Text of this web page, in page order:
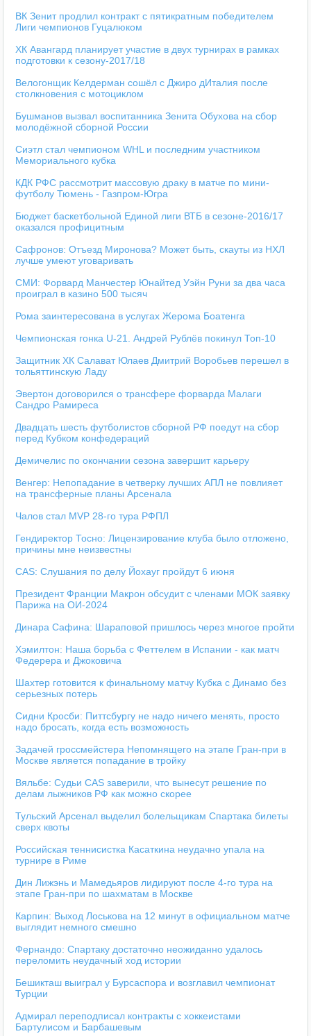
ВК Зенит продлил контракт с пятикратным победителем
Лиги чемпионов Гуцалюком
ХК Авангард планирует участие в двух турнирах в рамках
подготовки к сезону-2017/18
Велогонщик Келдерман сошёл с Джиро дИталия после
столкновения с мотоциклом
Бушманов вызвал воспитанника Зенита Обухова на сбор
молодёжной сборной России
Сиэтл стал чемпионом WHL и последним участником
Мемориального кубка
КДК РФС рассмотрит массовую драку в матче по мини-
футболу Тюмень - Газпром-Югра
Бюджет баскетбольной Единой лиги ВТБ в сезоне-2016/17
оказался профицитным
Сафронов: Отъезд Миронова? Может быть, скауты из НХЛ
лучше умеют уговаривать
СМИ: Форвард Манчестер Юнайтед Уэйн Руни за два часа
проиграл в казино 500 тысяч
Рома заинтересована в услугах Жерома Боатенга
Чемпионская гонка U-21. Андрей Рублёв покинул Топ-10
Защитник ХК Салават Юлаев Дмитрий Воробьев перешел в
тольяттинскую Ладу
Эвертон договорился о трансфере форварда Малаги
Сандро Рамиреса
Двадцать шесть футболистов сборной РФ поедут на сбор
перед Кубком конфедераций
Демичелис по окончании сезона завершит карьеру
Венгер: Непопадание в четверку лучших АПЛ не повлияет
на трансферные планы Арсенала
Чалов стал MVP 28-го тура РФПЛ
Гендиректор Тосно: Лицензирование клуба было отложено,
причины мне неизвестны
CAS: Слушания по делу Йохауг пройдут 6 июня
Президент Франции Макрон обсудит с членами МОК заявку
Парижа на ОИ-2024
Динара Сафина: Шараповой пришлось через многое пройти
Хэмилтон: Наша борьба с Феттелем в Испании - как матч
Федерера и Джоковича
Шахтер готовится к финальному матчу Кубка с Динамо без
серьезных потерь
Сидни Кросби: Питтсбургу не надо ничего менять, просто
надо бросать, когда есть возможность
Задачей гроссмейстера Непомнящего на этапе Гран-при в
Москве является попадание в тройку
Вяльбе: Судьи CAS заверили, что вынесут решение по
делам лыжников РФ как можно скорее
Тульский Арсенал выделил болельщикам Спартака билеты
сверх квоты
Российская теннисистка Касаткина неудачно упала на
турнире в Риме
Дин Лижэнь и Мамедьяров лидируют после 4-го тура на
этапе Гран-при по шахматам в Москве
Карпин: Выход Лоськова на 12 минут в официальном матче
выглядит немного смешно
Фернандо: Спартаку достаточно неожиданно удалось
переломить неудачный ход истории
Бешикташ выиграл у Бурсаспора и возглавил чемпионат
Турции
Адмирал переподписал контракты с хоккеистами
Бартулисом и Барбашевым